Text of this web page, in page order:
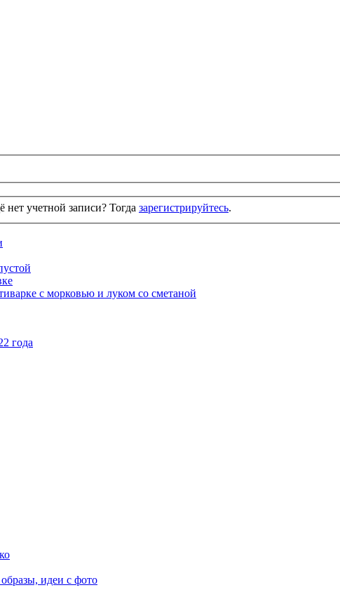
нет учетной записи? Тогда зарегистрируйтесь.
с морковью и луком со сметаной
года
идеи с фото